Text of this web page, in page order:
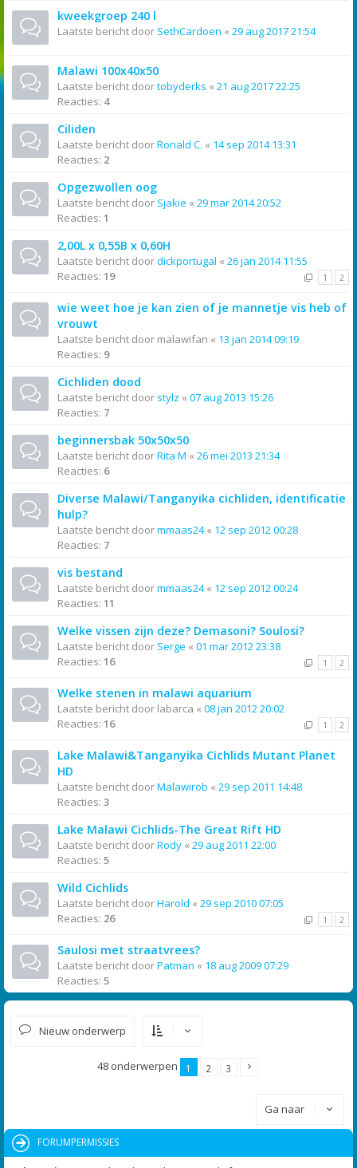
kweekgroep 240 l
Laatste bericht door SethCardoen « 29 aug 2017 21:54
Malawi 100x40x50
Laatste bericht doortobyderks « 21 aug 2017 22:25
Reacties: 4
Ciliden
Laatste bericht doorRonald C. « 14 sep 2014 13:31
Reacties: 2
Opgezwollen oog
Laatste bericht door Sjakie « 29 mar 2014 20:52
Reacties: 1
2,00L x 0,55B x 0,60H
Laatste bericht doordickportugal « 26 jan 2014 11:55
Reacties: 19 1 2
wie weet hoe je kan zien of je mannetje vis heb of
vrouwt
Laatste bericht door malawifan « 13 jan 2014 09:19
Reacties: 9
Cichliden dood
Laatste bericht door stylz « 07 aug 2013 15:26
Reacties: 7
beginnersbak 50x50x50
Laatste bericht doorRita M « 26 mei 2013 21:34
Reacties: 6
Diverse Malawi/Tanganyika cichliden, identificatie
hulp?
Laatste bericht doormmaas24« 12 sep 2012 00:28
Reacties: 7
vis bestand
Laatste bericht doormmaas24« 12 sep 2012 00:24
Reacties: 11
Welke vissen zijn deze? Demasoni? Soulosi?
Laatste bericht door Serge « 01 mar 2012 23:38
Reacties: 16 1 2
Welke stenen in malawi aquarium
Laatste bericht door labarca « 08 jan 2012 20:02
Reacties: 16 1 2
Lake Malawi&Tanganyika Cichlids Mutant Planet
HD
Laatste bericht doorMalawirob « 29 sep 2011 14:48
Reacties: 3
Lake Malawi Cichlids-The Great Rift HD
Laatste bericht doorRody « 29 aug 2011 22:00
Reacties: 5
Wild Cichlids
Laatste bericht doorHarold « 29 sep 2010 07:05
Reacties: 26 1 2
Saulosi met straatvrees?
Laatste bericht doorPatman « 18 aug 2009 07:29
Reacties: 5
Nieuw onderwerp
48 onderwerpen 1 2 3
Ga naar
FORUMPERMISSIES